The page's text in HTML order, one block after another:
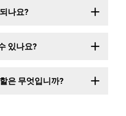
나요?
있나요?
은 무엇입니까?